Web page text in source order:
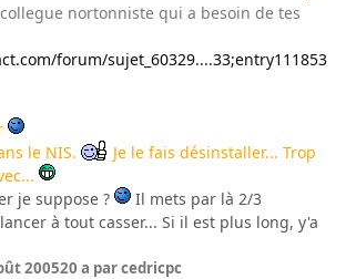
nortonniste qui a besoin de tes
forum/sujet_60329....33;entry111853
le NIS.
Je le fais désinstaller... Trop
je suppose ?
Il mets par là 2/3
à tout casser... Si il est plus long, y'a
200520 a par cedricpc